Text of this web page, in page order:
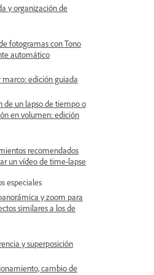
y organización de
fotogramas con Tono
automático
marco: edición guiada
de un lapso de tiempo o
en volumen: edición
recomendados
un vídeo de time-lapse
especiales
y zoom para
similares a los de
y superposición
cambio de